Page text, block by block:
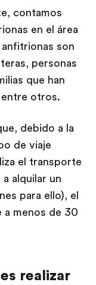
contamos
en el área
son
personas
que han
entre otros.
debido a la
de viaje
el transporte
alquilar un
para ello), el
a menos de 30
realizar